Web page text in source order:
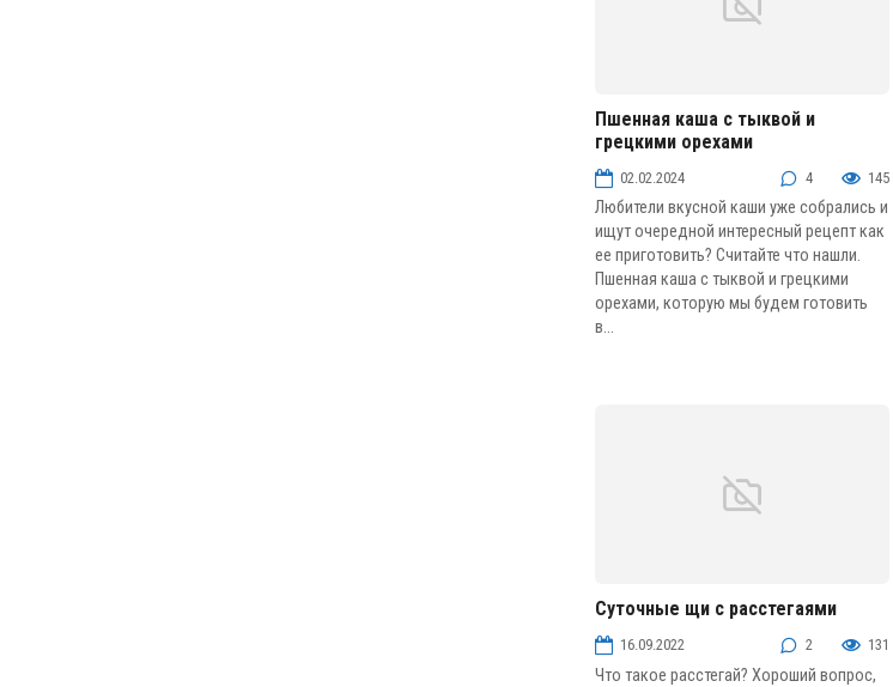
Блюда из круп и бобовых
Пшенная каша с тыквой и
грецкими орехами
02.02.2024 4 145
Любители вкусной каши уже собрались и
ищут очередной интересный рецепт как
ее приготовить? Считайте что нашли.
Пшенная каша с тыквой и грецкими
орехами, которую мы будем готовить
в...
Суточные щи с расстегаями
16.09.2022 2 131
Что такое расстегай? Хороший вопрос,